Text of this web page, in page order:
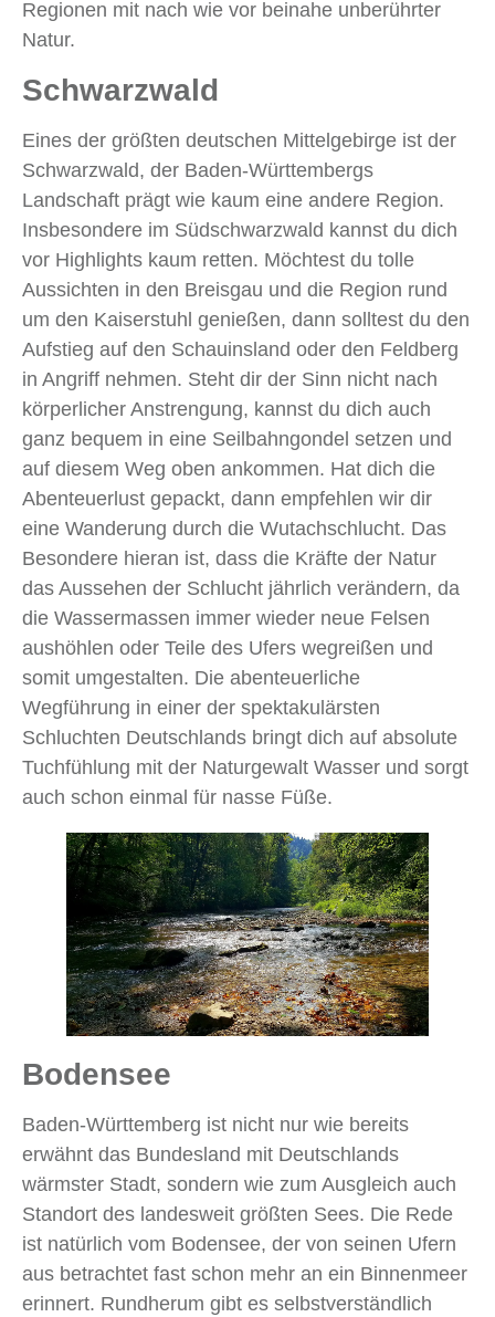
Regionen mit nach wie vor beinahe unberührter
Natur.
Schwarzwald
Eines der größten deutschen Mittelgebirge ist der
Schwarzwald, der Baden-Württembergs
Landschaft prägt wie kaum eine andere Region.
Insbesondere im Südschwarzwald kannst du dich
vor Highlights kaum retten. Möchtest du tolle
Aussichten in den Breisgau und die Region rund
um den Kaiserstuhl genießen, dann solltest du den
Aufstieg auf den Schauinsland oder den Feldberg
in Angriff nehmen. Steht dir der Sinn nicht nach
körperlicher Anstrengung, kannst du dich auch
ganz bequem in eine Seilbahngondel setzen und
auf diesem Weg oben ankommen. Hat dich die
Abenteuerlust gepackt, dann empfehlen wir dir
eine Wanderung durch die Wutachschlucht. Das
Besondere hieran ist, dass die Kräfte der Natur
das Aussehen der Schlucht jährlich verändern, da
die Wassermassen immer wieder neue Felsen
aushöhlen oder Teile des Ufers wegreißen und
somit umgestalten. Die abenteuerliche
Wegführung in einer der spektakulärsten
Schluchten Deutschlands bringt dich auf absolute
Tuchfühlung mit der Naturgewalt Wasser und sorgt
auch schon einmal für nasse Füße.
Bodensee
Baden-Württemberg ist nicht nur wie bereits
erwähnt das Bundesland mit Deutschlands
wärmster Stadt, sondern wie zum Ausgleich auch
Standort des landesweit größten Sees. Die Rede
ist natürlich vom Bodensee, der von seinen Ufern
aus betrachtet fast schon mehr an ein Binnenmeer
erinnert. Rundherum gibt es selbstverständlich